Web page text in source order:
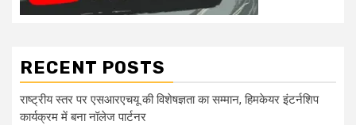
RECENT POSTS
राष्ट्रीय स्तर पर एसआरएचयू की विशेषज्ञता का सम्मान, हिमकेयर इंटर्नशिप
कार्यक्रम में बना नॉलेज पार्टनर